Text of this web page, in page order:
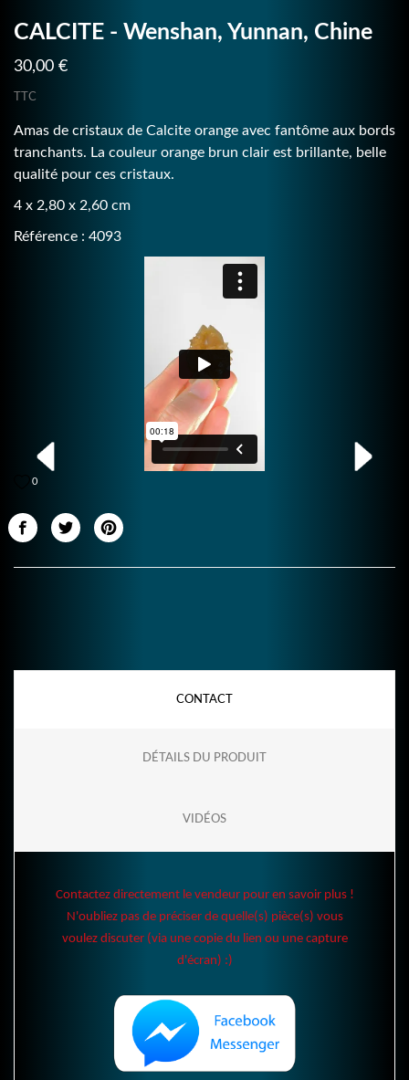
CALCITE - Wenshan, Yunnan, Chine
30,00 €
TTC
Amas de cristaux de Calcite orange avec fantôme aux bords
tranchants. La couleur orange brun clair est brillante, belle
qualité pour ces cristaux.
4 x 2,80 x 2,60 cm
Référence : 4093
0
CONTACT
DÉTAILS DU PRODUIT
VIDÉOS
Contactez directement le vendeur pour en savoir plus !
N'oubliez pas de préciser de quelle(s) pièce(s) vous
voulez discuter (via une copie du lien ou une capture
d'écran) :)